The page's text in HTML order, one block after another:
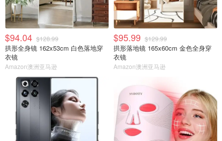
$94.04 $128.99
拱形全身镜 162x53cm 白色落地穿
衣镜
Amazon澳洲亚马逊
$95.99 $129.99
拱形落地镜 165x60cm 金色全身穿
衣镜
Amazon澳洲亚马逊